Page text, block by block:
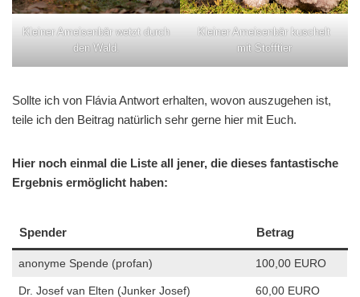
Kleiner Ameisenbär wetzt durch
den Wald.
Kleiner Ameisenbär kuschelt
mit Stofftier
Sollte ich von Flávia Antwort erhalten, wovon auszugehen ist,
teile ich den Beitrag natürlich sehr gerne hier mit Euch.
Hier noch einmal die Liste all jener, die dieses fantastische
Ergebnis ermöglicht haben:
Spender Betrag
anonyme Spende (profan) 100,00 EURO
Dr. Josef van Elten (Junker Josef) 60,00 EURO